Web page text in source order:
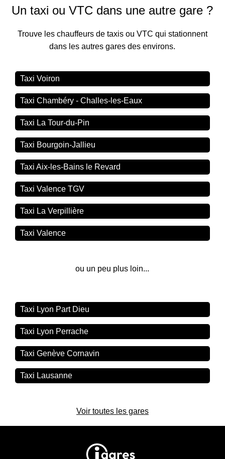
Un taxi ou VTC dans une autre gare ?
Trouve les chauffeurs de taxis ou VTC qui stationnent
dans les autres gares des environs.
Taxi Voiron
Taxi Chambéry - Challes-les-Eaux
Taxi La Tour-du-Pin
Taxi Bourgoin-Jallieu
Taxi Aix-les-Bains le Revard
Taxi Valence TGV
Taxi La Verpillière
Taxi Valence
ou un peu plus loin...
Taxi Lyon Part Dieu
Taxi Lyon Perrache
Taxi Genève Cornavin
Taxi Lausanne
Voir toutes les gares